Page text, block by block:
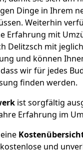
Dinge in Ihrem
Weiterhin
Erfahrung mit
Delitzsch mit
und können
wir für jedes
finden werden.
ist sorgfältig
Erfahrung im
und